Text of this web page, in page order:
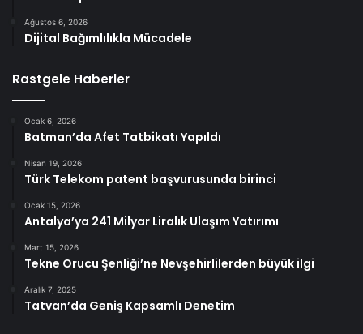
Ağustos 6, 2026
Dijital Bağımlılıkla Mücadele
Rastgele Haberler
Ocak 6, 2026
Batman’da Afet Tatbikatı Yapıldı
Nisan 19, 2026
Türk Telekom patent başvurusunda birinci
Ocak 15, 2026
Antalya’ya 241 Milyar Liralık Ulaşım Yatırımı
Mart 15, 2026
Tekne Orucu Şenliği’ne Nevşehirlilerden büyük ilgi
Aralık 7, 2025
Tatvan’da Geniş Kapsamlı Denetim